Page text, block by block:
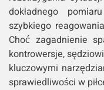
dokładnego
szybkiego
Choć zagadnienie
kontrowersje,
kluczowymi
sprawiedliwości w